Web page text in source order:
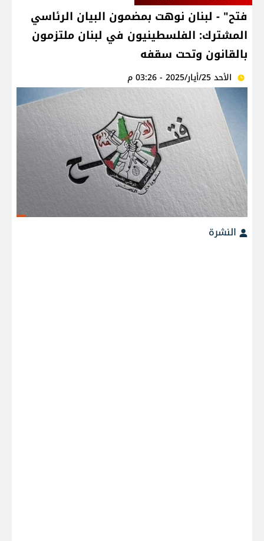
فتح" - لبنان نوهت بمضمون البيان الرئاسي
المشترك: الفلسطينيون في لبنان ملتزمون
بالقانون وتحت سقفه
الأحد 25/أيار/2025 - 03:26 م
النشرة